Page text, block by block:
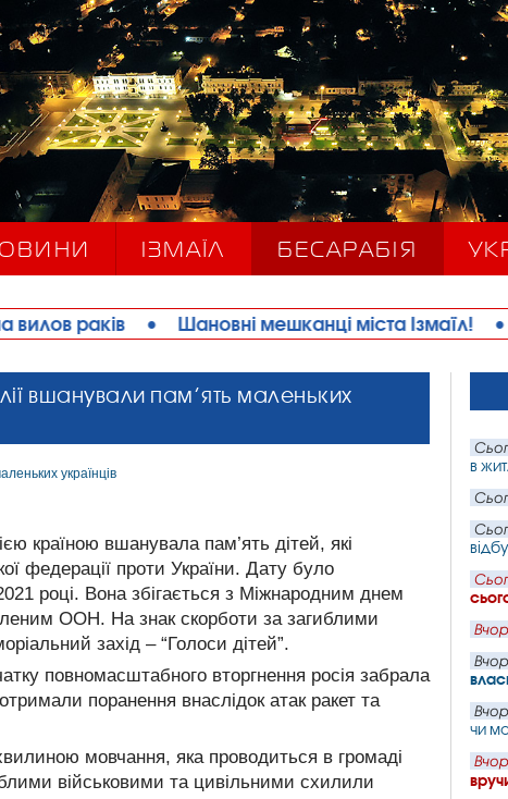
ІЗМАЇЛ БЕСАРАБІЯ
Шановні мешканці міста Ізмаїл! • Талановита
вшанували пам’ять маленьких
країною вшанувала пам’ять дітей, які
федерації проти України. Дату було
році. Вона збігається з Міжнародним днем
ООН. На знак скорботи за загиблими
захід – “Голоси дітей”.
повномасштабного вторгнення росія забрала
поранення внаслідок атак ракет та
мовчання, яка проводиться в громаді
військовими та цивільними схилили
в
чи